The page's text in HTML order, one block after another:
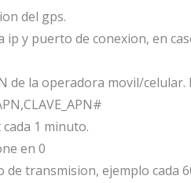
del gps.
ip y puerto de conexion, en
de la operadora movil/
1 minuto.
en 0
transmision, ejemplo cada